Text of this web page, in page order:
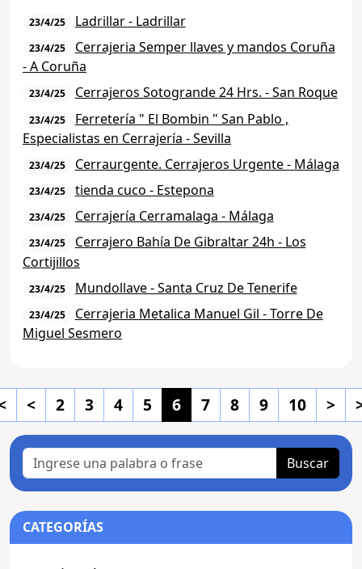
23/4/25 Ladrillar - Ladrillar
23/4/25
Cerrajeria Semper llaves y mandos Coruña
- A Coruña
23/4/25 Cerrajeros Sotogrande 24 Hrs. - San Roque
23/4/25
Ferretería " El Bombin " San Pablo ,
Especialistas en Cerrajería - Sevilla
23/4/25 Cerraurgente. Cerrajeros Urgente - Málaga
23/4/25 tienda cuco - Estepona
23/4/25 Cerrajería Cerramalaga - Málaga
23/4/25
Cerrajero Bahía De Gibraltar 24h - Los
Cortijillos
23/4/25 Mundollave - Santa Cruz De Tenerife
23/4/25
Cerrajeria Metalica Manuel Gil - Torre De
Miguel Sesmero
< 2 3 4 5 6 7 8 9 10 >
Buscar
CATEGORÍAS